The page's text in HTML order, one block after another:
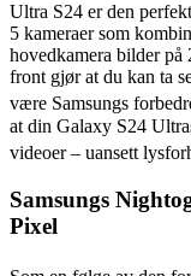
Ultra S24 er den
5 kameraer som
hovedkamera bilder på
front gjør at du kan ta
være Samsungs
at din Galaxy S24
videoer – uansett
Samsungs
Pixel